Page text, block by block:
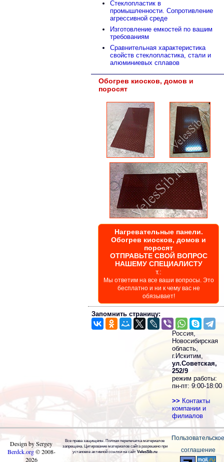
Стеклопластик в
промышленности. Сопротивление
агрессивной среде
Изготовление емкостей по вашим
требованиям
Сравнительная характеристика
свойств стеклопластика, стали и
алюминиевых сплавов
Обогрев киосков, домов и
поросят
Нагревательные панели.
Обогрев киосков, домов и
поросят
ОТПРАВЬТЕ СВОЙ ВОПРОС
НАШЕМУ СПЕЦИАЛИСТУ
т.:
Мы ответим на все ваши вопросы. Это
бесплатно и ни к чему вас не
обязывает!
Запомнить страницу:
Россия,
Новосибирская
область,
г.Искитим,
ул.Советская,
252/9
режим работы:
пн-пт: 9:00-18:00
>> Контакты
компании и
филиалов
Design by Sergey
Berdck.org©2008-
2026
Все права защищены. Полная перепечатка материалов
запрещена. Цитирование материалов сайта разрешено при
установке активной ссылки на сайт VelesSib.ru
соглашение